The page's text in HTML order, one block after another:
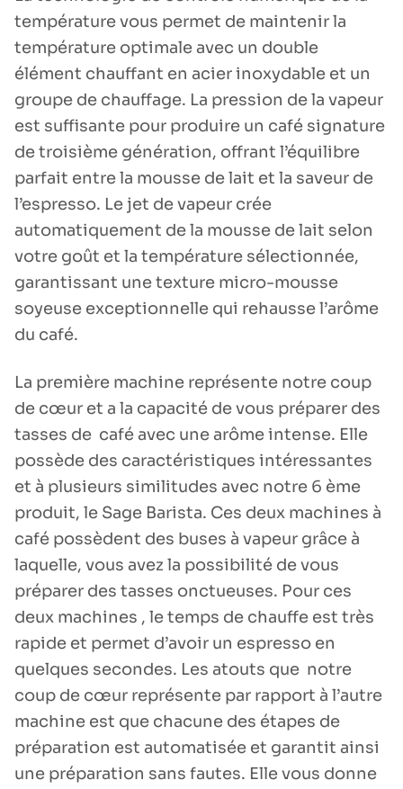
température vous permet de maintenir la
température optimale avec un double
élément chauffant en acier inoxydable et un
groupe de chauffage. La pression de la vapeur
est suffisante pour produire un café signature
de troisième génération, offrant l’équilibre
parfait entre la mousse de lait et la saveur de
l’espresso. Le jet de vapeur crée
automatiquement de la mousse de lait selon
votre goût et la température sélectionnée,
garantissant une texture micro-mousse
soyeuse exceptionnelle qui rehausse l’arôme
du café.
La première machine représente notre coup
de cœur et a la capacité de vous préparer des
tasses de café avec une arôme intense. Elle
possède des caractéristiques intéressantes
et à plusieurs similitudes avec notre 6 ème
produit, le Sage Barista. Ces deux machines à
café possèdent des buses à vapeur grâce à
laquelle, vous avez la possibilité de vous
préparer des tasses onctueuses. Pour ces
deux machines , le temps de chauffe est très
rapide et permet d’avoir un espresso en
quelques secondes. Les atouts que notre
coup de cœur représente par rapport à l’autre
machine est que chacune des étapes de
préparation est automatisée et garantit ainsi
une préparation sans fautes. Elle vous donne